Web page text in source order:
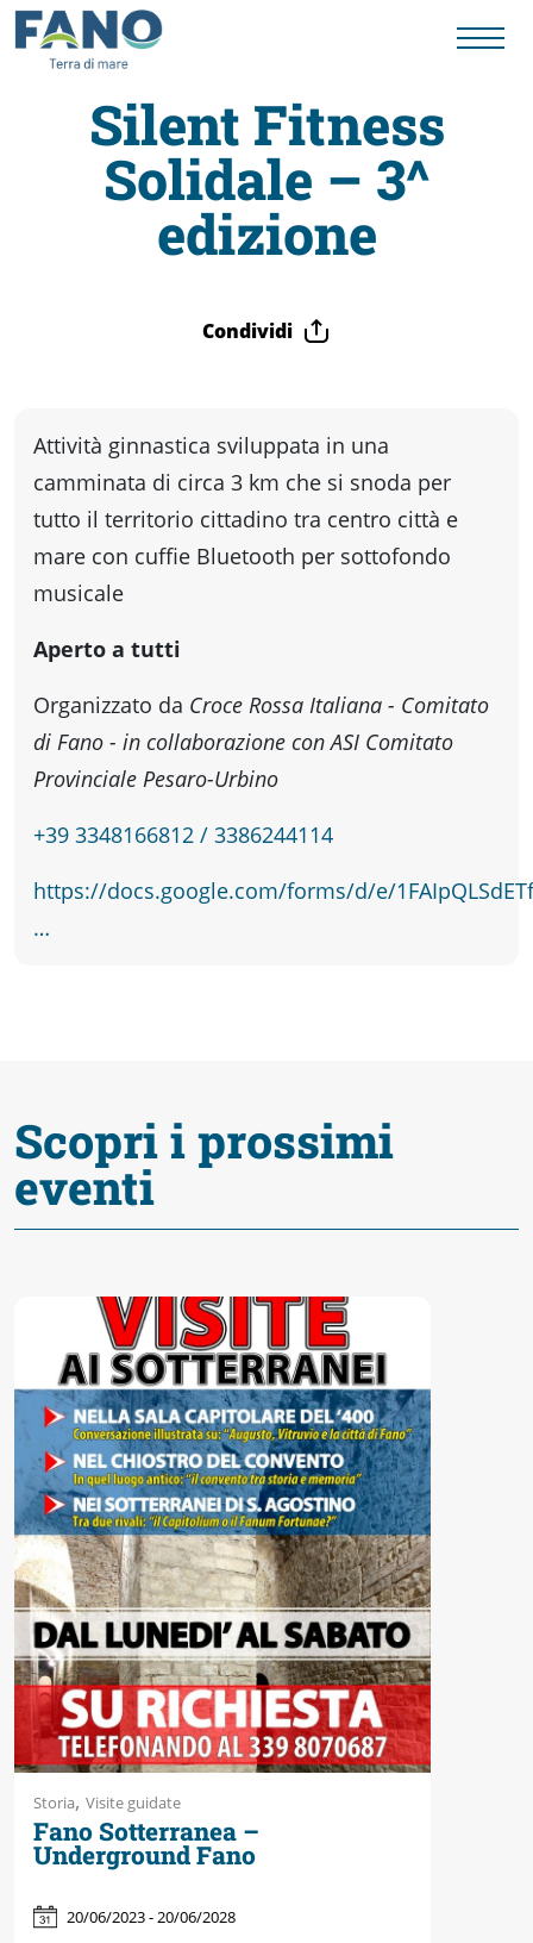
Fano
Visit
da
fare
storici
Enogastronomia
Silent Fitness
Solidale – 3^
edizione
Condividi
Attività ginnastica sviluppata in una
camminata di circa 3 km che si snoda per
tutto il territorio cittadino tra centro città e
mare con cuffie Bluetooth per sottofondo
musicale
Aperto a tutti
Organizzato da Croce Rossa Italiana - Comitato
di Fano - in collaborazione con ASI Comitato
Provinciale Pesaro-Urbino
+39 3348166812 / 3386244114
https://docs.google.com/forms/d/e/
…
Scopri i prossimi
eventi
Storia, Visite guidate
Fano Sotterranea –
Underground Fano
20/06/2023 - 20/06/2028